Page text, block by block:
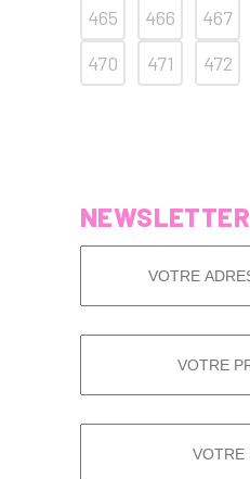
465 466 467
470
471 472
NEWSLETTER